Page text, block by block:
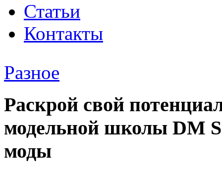
Статьи
Контакты
Разное
Раскрой свой
модельной школы DM
моды